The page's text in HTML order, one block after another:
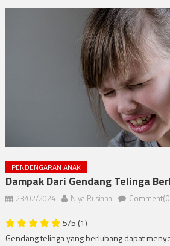
PENDENGARAN ANAK
Dampak Dari Gendang Telinga
23/02/2024 Niya Rusiana
5/5 (1)
Gendang telinga yang berlubang dapat